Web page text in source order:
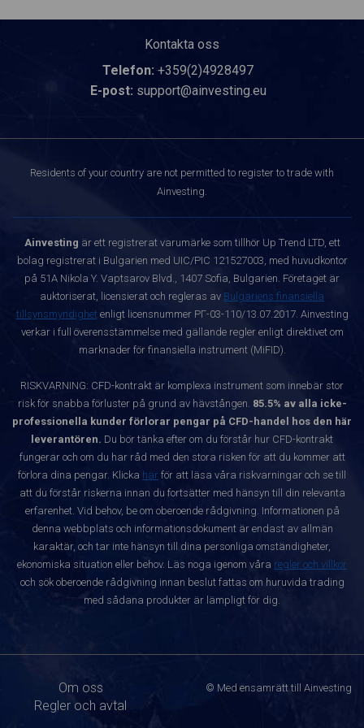
Kontakta oss
Telefon: +359(2)4928497
E-post: support@ainvesting.eu
Residents of your country are not permitted to register to trade with
Ainvesting.
Ainvesting är ett registrerat varumärke som tillhör Up Trend LTD, ett
bolag registrerat i Bulgarien med UIC/PIC 121527003, med huvudkontor
på 51A Nikola Y. Vaptsarov Blvd., 1407 Sofia, Bulgarien. Företaget är
auktoriserat, licensierat och regleras av Bulgariens finansiella
tillsynsmyndighetenligt licensnummer РГ-03-110/13.07.2017. Ainvesting
verkar i full överensstämmelse med gällande regler enligt direktivet om
marknader för finansiella instrument (MiFID).
RISKVARNING: CFD-kontrakt är komplexa instrument som innebär stor
risk för snabba förluster på grund av hävstången. 85.5% av alla icke-
professionella kunder förlorar pengar på CFD-handel hos den här
leverantören. Du bör tänka efter om du förstår hur CFD-kontrakt
fungerar och om du har råd med den stora risken för att du kommer att
förlora dina pengar. Klicka här för att läsa våra riskvarningar och se till
att du förstår riskerna innan du fortsätter med hänsyn till din relevanta
erfarenhet. Vid behov, be om oberoende rådgivning. Informationen på
denna webbplats och informationsdokument är endast av allmän
karaktär, och tar inte hänsyn till dina personliga omständigheter,
ekonomiska situation eller behov. Läs noga igenom våra regler och villkor
och sök oberoende rådgivning innan beslut fattas om huruvida trading
med sådana produkter är lämpligt för dig.
Om oss
Regler och avtal
© Med ensamrätt till Ainvesting